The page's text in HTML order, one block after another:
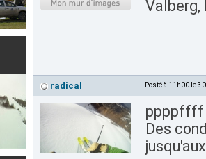
Valberg,
radical Posté à 11h00 le
ppppffff
Des